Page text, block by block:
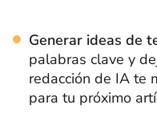
Generar ideas de
palabras clave y
redacción de IA te
para tu próximo